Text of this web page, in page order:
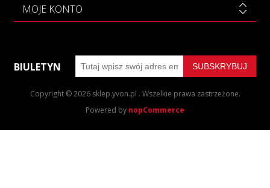
MOJE KONTO
BIULETYN
Copyright © 2026 sklep.yvon.pl . Wszelkie prawa zastrzeżone.
Powered by nopCommerce